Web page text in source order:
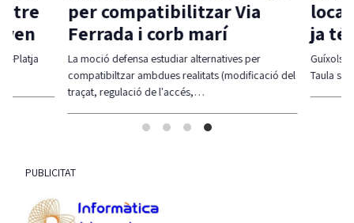
ja té
Guíxols
Taula
Platja
per compatibilitzar Via
Ferrada i corb marí
La moció defensa estudiar alternatives per
compatibiltzar ambdues realitats (modificació del
traçat, regulació de l'accés,…
PUBLICITAT